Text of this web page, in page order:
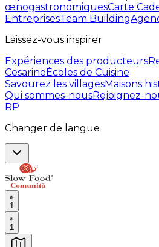
œnogastronomiquesCarte
EntreprisesTeam Building
Laissez-vous inspirer
Expériences des producteurs
CesarineÈcoles de Cuisine
Savourez les villagesMaisons
Qui sommes-nousRejoignez-
RP
Changer de langue
1
1